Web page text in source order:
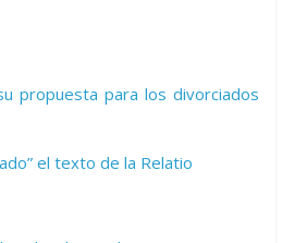
propuesta para los divorciados
el texto de la Relatio